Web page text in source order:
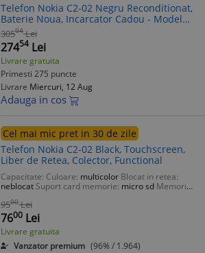
Telefon Nokia C2-02 Negru Reconditionat,
Baterie Noua, Incarcator Cadou - Model
Vechi Verificat
30504 Lei
27454 Lei
Livrare gratuita
Primesti 275 puncte
Livrare Miercuri, 12 Aug
Adauga in cos
Cel mai mic pret in 30 de zile
Telefon Nokia C2-02 Black, Touchscreen,
Liber de Retea, Colector, Functional
Capacitate: Culoare: multicolor Blocat in retea:
neblocat Suport card memorie: micro sd Memorie
9500 Lei
7600 Lei
Livrare gratuita
Vanzator premium (96% / 1.964)